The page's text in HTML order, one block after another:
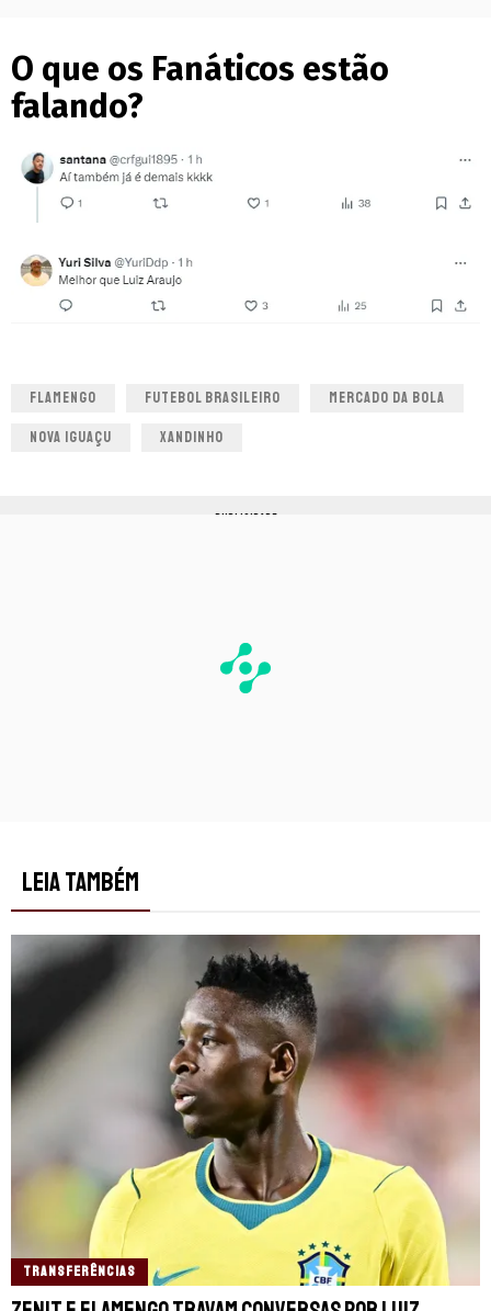
O que os Fanáticos estão
falando?
FLAMENGO FUTEBOL BRASILEIRO MERCADO DA BOLA
NOVA IGUAÇU XANDINHO
PUBLICIDADE
LEIA TAMBÉM
TRANSFERÊNCIAS